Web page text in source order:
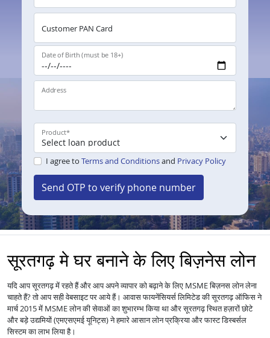
Customer PAN Card
Date of Birth (must be 18+)
Address
Product*
I agree to Terms and Conditionsand Privacy Policy
Send OTP to verify phone number
सूरतगढ़ मे घर बनाने के लिए बिज़नेस लोन
यदि आप सूरतगढ़ में रहते हैं और आप अपने व्यापार को बढ़ाने के लिए MSME बिज़नस लोन लेना
चाहते हैं? तो आप सही वेबसाइट पर आये हैं। आवास फायनेंसियर्स लिमिटेड की सूरतगढ़ ऑफिस ने
मार्च 2015 में MSME लोन की सेवाओं का शुभारम्भ किया था और सूरतगढ़ स्थित हज़ारों छोटे
और बड़े उद्यमियों (एमएसएमई यूनिट्स) ने हमारे आसान लोन प्रक्रिया और फास्ट डिस्बर्सल
सिस्टम का लाभ लिया है।